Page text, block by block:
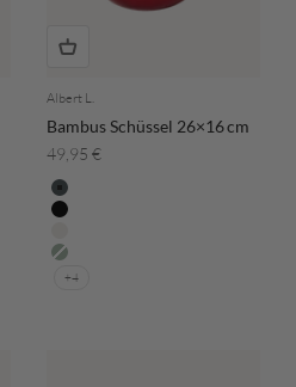
Albert L.
Bambus Schüssel 26×16 cm
Angebot
49,95 €
Farbe
Grüngrau
Schwarz
Weiss
Eisblau
+4